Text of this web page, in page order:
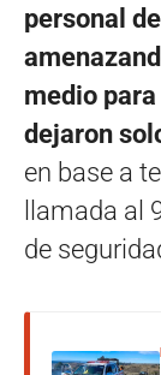
personal
medio
dejaron
en base a
llamada al
de